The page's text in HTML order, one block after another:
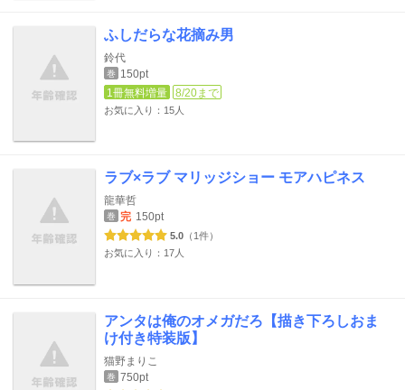
ふしだらな花摘み男
鈴代
巻
150pt
1冊無料増量
8/20まで
お気に入り：15人
ラブ×ラブ マリッジショー モアハピネス
龍華哲
巻 完 150pt
5.0 （1件）
お気に入り：17人
アンタは俺のオメガだろ【描き下ろしおま
け付き特装版】
猫野まりこ
巻 750pt